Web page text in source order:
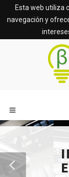
Esta web utiliza
navegación y